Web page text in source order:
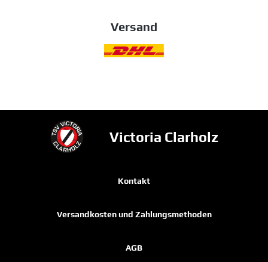
Versand
Victoria Clarholz
Kontakt
Versandkosten und Zahlungsmethoden
AGB